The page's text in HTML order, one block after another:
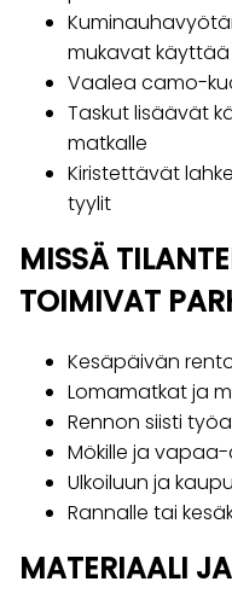
mukavat käyttää
Vaalea camo-
Taskut lisäävät
matkalle
Kiristettävät
tyylit
MISSÄ
TOIMIVAT
Kesäpäivän
Lomamatkat ja
Rennon siisti
Mökille ja
Ulkoiluun ja
Rannalle tai
MATERIAALI